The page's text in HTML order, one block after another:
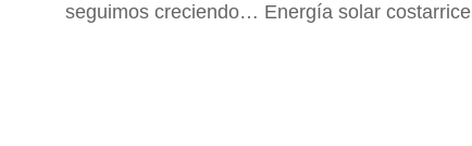
seguimos creciendo… Energía solar